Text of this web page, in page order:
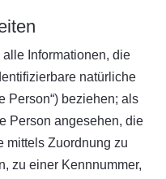
alle Informationen, die
natürliche
Person“) beziehen; als
Person angesehen, die
mittels Zuordnung zu
zu einer Kennnummer,